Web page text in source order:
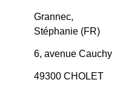
Grannec,
Stéphanie (FR)
6, avenue Cauchy
49300 CHOLET